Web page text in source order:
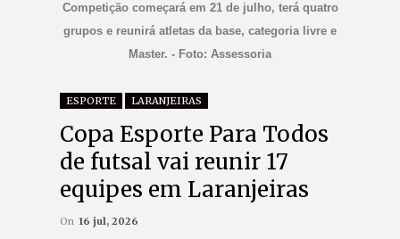
Competição começará em 21 de julho, terá quatro
grupos e reunirá atletas da base, categoria livre e
Master. - Foto: Assessoria
ESPORTE LARANJEIRAS
Copa Esporte Para Todos
de futsal vai reunir 17
equipes em Laranjeiras
On 16 jul, 2026